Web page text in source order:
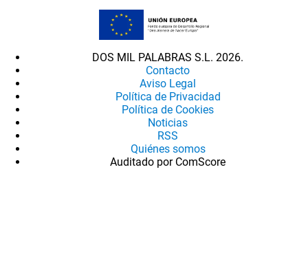
DOS MIL PALABRAS S.L. 2026.
Contacto
Aviso Legal
Política de Privacidad
Política de Cookies
Noticias
RSS
Quiénes somos
Auditado por ComScore